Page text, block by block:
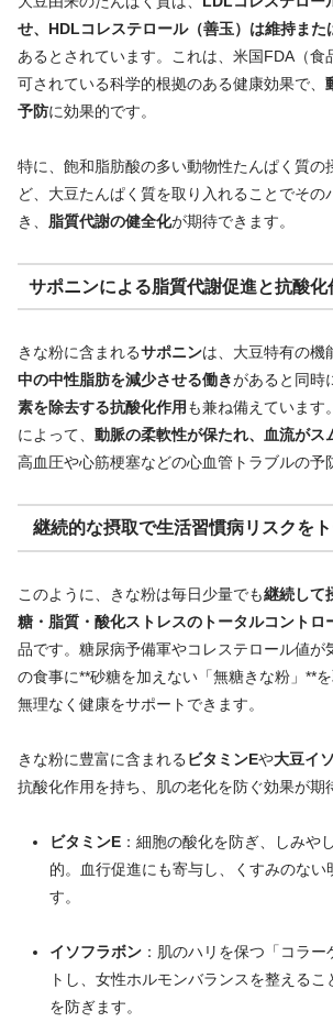
せ、HDLコレステロール（善玉）は維持また
あるとされています。これは、米国FDA（食
可されている科学的根拠のある健康効果で、
予防に効果的です。
特に、飽和脂肪酸の多い動物性たんぱく質の
ど、大豆たんぱく質を取り入れることでその
き、 脂質代謝の健全化が期待できます。
サポニンによる脂質代謝促進と抗酸化
きな粉に含まれるサポニンは、大豆特有の機
中の中性脂肪を減少させる働きがあると同時
素を除去する抗酸化作用 も兼ね備えています
によって、 動脈の柔軟性が保たれ、血流がス
高血圧や心筋梗塞などの心血管トラブルの予
継続的な摂取で生活習慣病リスクを
このように、きな粉は毎日少量でも継続して
糖・脂質・酸化ストレスのトータルコントロ
品です。糖尿病予備軍やコレステロール値が
の食事に**砂糖を加えない「無糖きな粉」**を
無理なく健康をサポートできます。
きな粉に豊富に含まれる ビタミンEや大豆イ
抗酸化作用を持ち、肌の老化を防ぐ効果が期
ビタミンE：細胞の酸化を防ぎ、しみや
的。血行促進にも寄与し、くすみのない
す。
イソフラボン：肌のハリを保つ「コラー
トし、女性ホルモンバランスを整える
を防ぎます。